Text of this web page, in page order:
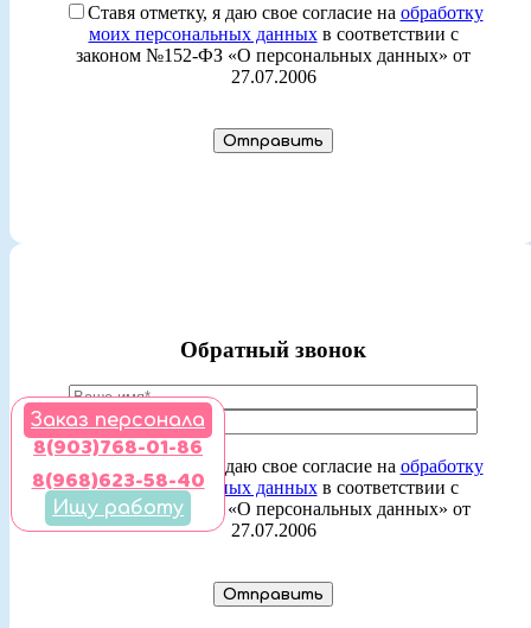
Ставя отметку, я даю свое согласие на обработку
моих персональных данныхв соответствии с
законом №152-ФЗ «О персональных данных» от
27.07.2006
Обратный звонок
Ставя отметку, я даю свое согласие на обработку
моих персональных данныхв соответствии с
законом №152-ФЗ «О персональных данных» от
27.07.2006
Заказ персонала
8(903)768-01-86
8(968)623-58-40
Ищу работу